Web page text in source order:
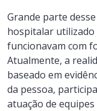
Grande parte
hospitalar utilizado
funcionavam com
Atualmente, a
baseado em
da pessoa,
atuação de